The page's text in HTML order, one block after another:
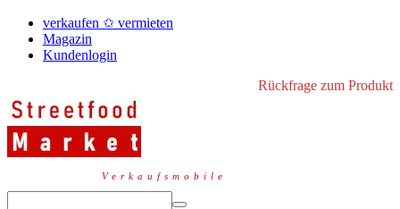
verkaufen ✩ vermieten
Magazin
Kundenlogin
Rückfrage zum Produkt
Verkaufsmobile